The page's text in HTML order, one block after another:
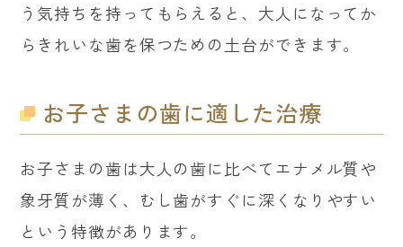
う気持ちを持ってもらえると、大人になってか
らきれいな歯を保つための土台ができます。
お子さまの歯に適した治療
お子さまの歯は大人の歯に比べてエナメル質や
象牙質が薄く、むし歯がすぐに深くなりやすい
という特徴があります。